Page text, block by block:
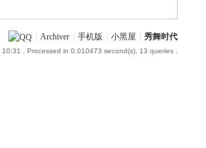
Archiver 手机版 小黑屋 秀舞时代
10:31 , Processed in 0.010473 second(s), 13 queries .